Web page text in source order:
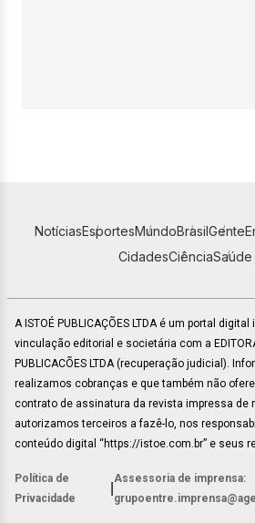
NotíciasEsportesMundoBrasilGente
CidadesCiênciaSaúde
A ISTOÉ PUBLICAÇÕES LTDA é um portal
vinculação editorial e societária com a
PUBLICACÕES LTDA (recuperação judicial).
realizamos cobranças e que também não
contrato de assinatura da revista impressa de
autorizamos terceiros a fazê-lo, nos
conteúdo digital “https://istoe.com.br” e seus
Política de
Privacidade
Assessoria de imprensa: